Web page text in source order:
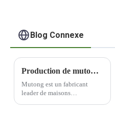
Blog Connexe
Production de mutong pour maisons préfabriquées - la qualité est toujours la première chose pour nous !
Mutong est un fabricant
leader de maisons